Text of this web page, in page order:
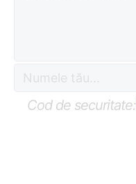
Cod de securitate: